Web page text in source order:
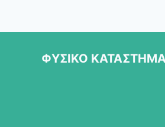
ΦΥΣΙΚΟ